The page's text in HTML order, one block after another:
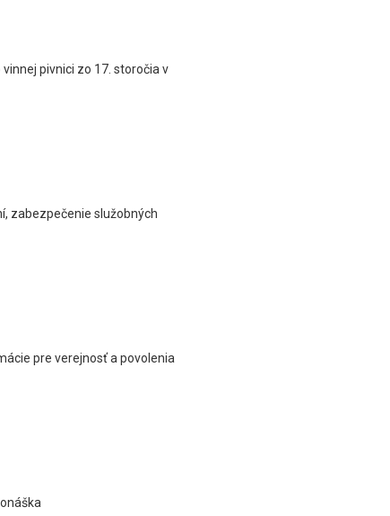
pivnici zo 17. storočia v
zabezpečenie služobných
pre verejnosť a povolenia